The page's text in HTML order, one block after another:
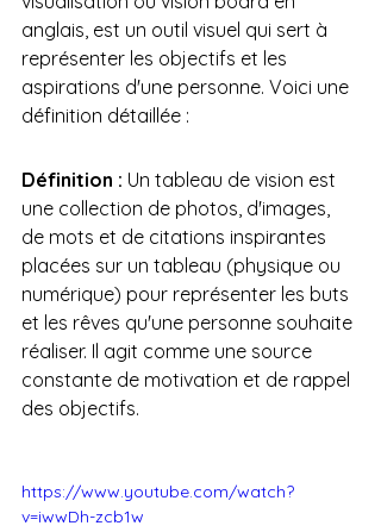
anglais, est un outil visuel qui sert à
représenter les objectifs et les
aspirations d'une personne. Voici une
définition détaillée :
Définition : Un tableau de vision est
une collection de photos, d'images,
de mots et de citations inspirantes
placées sur un tableau (physique ou
numérique) pour représenter les buts
et les rêves qu'une personne souhaite
réaliser. Il agit comme une source
constante de motivation et de rappel
des objectifs.
https://www.youtube.com/watch?
v=iwwDh-zcb1w